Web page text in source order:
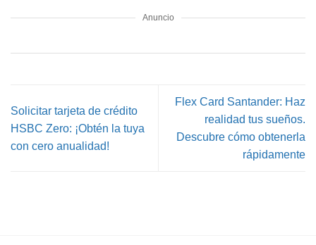
Anuncio
Solicitar tarjeta de crédito
HSBC Zero: ¡Obtén la tuya
con cero anualidad!
Flex Card Santander: Haz
realidad tus sueños.
Descubre cómo obtenerla
rápidamente